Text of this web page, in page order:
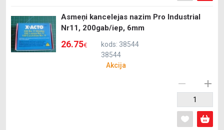
Asmeņi kancelejas nazim Pro Industrial
Nr11, 200gab/iep, 6mm
26.75€
kods: 38544
38544
Akcija